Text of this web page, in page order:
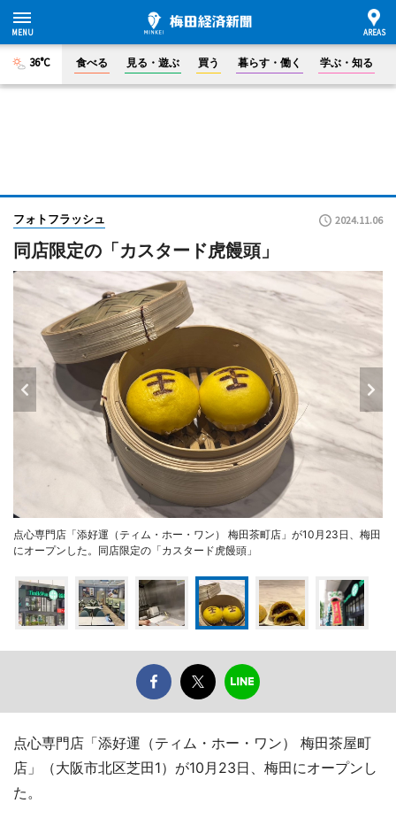
36°C 食べる 見る・遊ぶ 買う 暮らす・働く 学ぶ・知る
フォトフラッシュ 2024.11.06
同店限定の「カスタード虎饅頭」
点心専門店「添好運（ティム・ホー・ワン） 梅田茶町店」が10月23日、梅田
にオープンした。同店限定の「カスタード虎饅頭」
点心専門店「添好運（ティム・ホー・ワン） 梅田茶屋町
店」（大阪市北区芝田1）が10月23日、梅田にオープンし
た。